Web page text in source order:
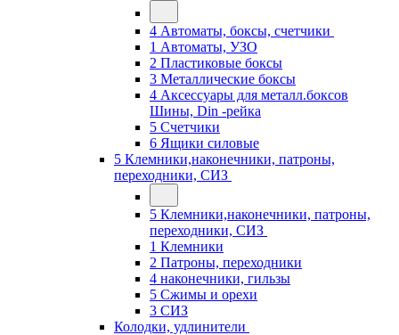
4 Автоматы, боксы, счетчики
1 Автоматы, УЗО
2 Пластиковые боксы
3 Металлические боксы
4 Аксессуары для металл.боксов
Шины, Din -рейка
5 Счетчики
6 Ящики силовые
5 Клемники,наконечники, патроны,
переходники, СИЗ
5 Клемники,наконечники, патроны,
переходники, СИЗ
1 Клемники
2 Патроны, переходники
4 наконечники, гильзы
5 Сжимы и орехи
3 СИЗ
Колодки, удлинители